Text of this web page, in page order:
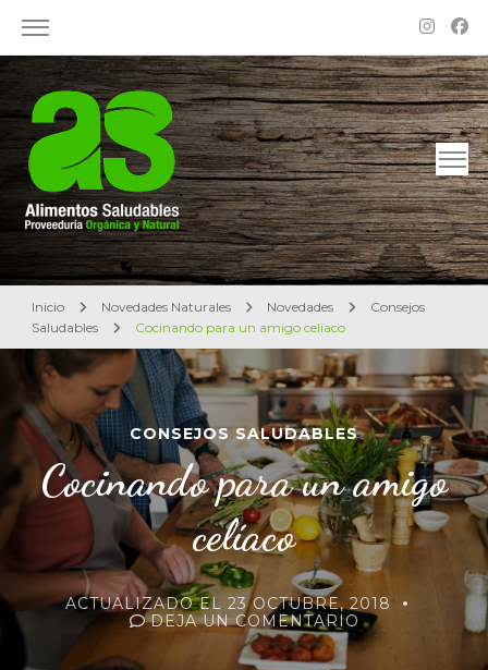
Alimentos Saludables – Dietética en Rosario
Proveeduría Orgánica y Natural
Inicio Novedades Naturales Novedades
Consejos
Saludables
Cocinando para un amigo celíaco
CONSEJOS SALUDABLES
Cocinando para un amigo
celíaco
ACTUALIZADO EL 23 OCTUBRE, 2018
DEJA UN COMENTARIO EN
COCINANDO
PARA